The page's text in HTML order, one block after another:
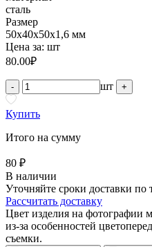
сталь
Размер
50х40х50х1,6 мм
Цена за: шт
80.00₽
- шт +
Купить
Итого на сумму
80 ₽
В наличии
Уточняйте сроки доставки по
Рассчитать доставку
Цвет изделия на фотографии
из-за особенностей
съемки.